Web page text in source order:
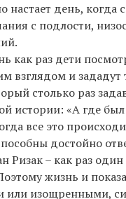
настает день, когда
с подлости,
как раз дети
взглядом и зададут
столько раз
истории: «А где
все это
достойно
Ризак – как раз один
жизнь и
или изощренными,